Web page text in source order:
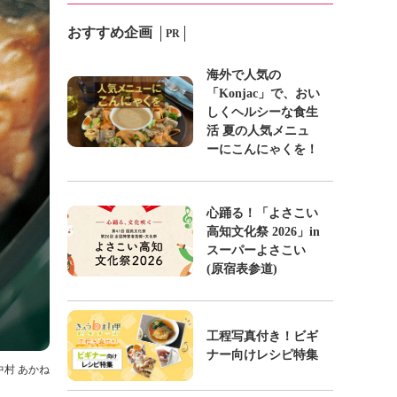
村 あかね
おすすめ企画 PR
海外で人気の
「Konjac」で、おい
しくヘルシーな食生
活 夏の人気メニュ
ーにこんにゃくを！
心踊る！「よさこい
高知文化祭 2026」in
スーパーよさこい
(原宿表参道)
工程写真付き！ビギ
ナー向けレシピ特集